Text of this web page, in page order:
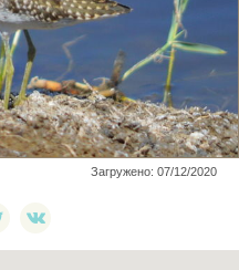
Загружено: 07/12/2020